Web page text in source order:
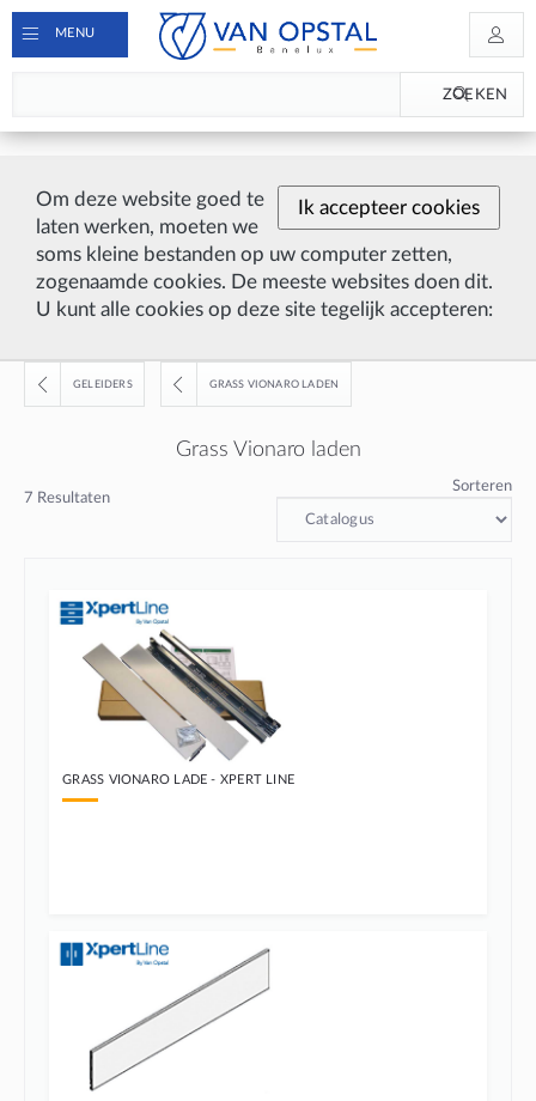
Ik accepteer cookies
Om deze website goed te
laten werken, moeten we
soms kleine bestanden op uw computer zetten,
zogenaamde cookies. De meeste websites doen dit.
U kunt alle cookies op deze site tegelijk accepteren:
MENU
ZOEKEN
GELEIDERS GRASS VIONARO LADEN
Grass Vionaro laden
7 Resultaten
Sorteren
GRASS VIONARO LADE - XPERT LINE